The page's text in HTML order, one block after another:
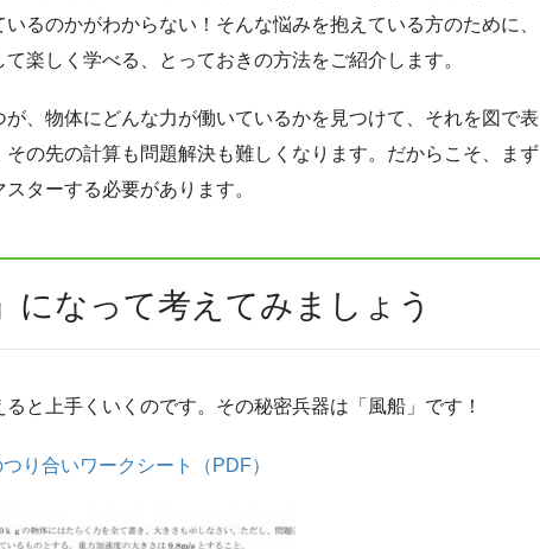
るのかがわからない！そんな悩みを抱えている方のために、
楽しく学べる、とっておきの方法をご紹介します。
、物体にどんな力が働いているかを見つけて、それを図で表
の先の計算も問題解決も難しくなります。だからこそ、まず
ターする必要があります。
になって考えてみましょう
と上手くいくのです。その秘密兵器は「風船」です！
り合いワークシート（PDF）